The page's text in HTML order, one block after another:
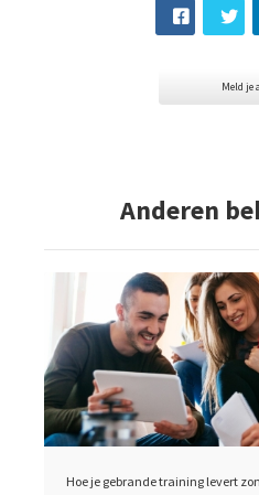
Meld je
Anderen
Hoe je gebrande training levert